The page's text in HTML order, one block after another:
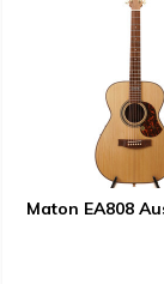
Maton EA808